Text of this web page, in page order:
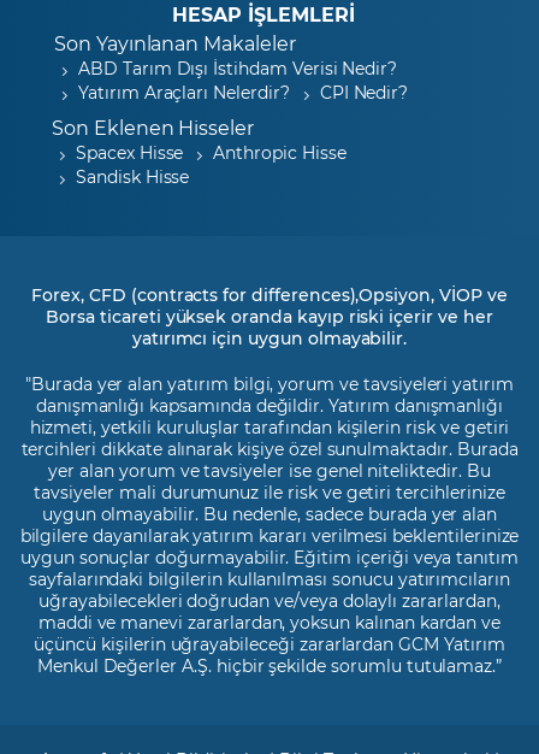
HESAP İŞLEMLERİ
Son Yayınlanan Makaleler
ABD Tarım Dışı İstihdam Verisi Nedir?
Yatırım Araçları Nelerdir?
CPI Nedir?
Son Eklenen Hisseler
Spacex Hisse
Anthropic Hisse
Sandisk Hisse
Forex, CFD (contracts for differences),Opsiyon, VİOP ve
Borsa ticareti yüksek oranda kayıp riski içerir ve her
yatırımcı için uygun olmayabilir.
"Burada yer alan yatırım bilgi, yorum ve tavsiyeleri yatırım
danışmanlığı kapsamında değildir. Yatırım danışmanlığı
hizmeti, yetkili kuruluşlar tarafından kişilerin risk ve getiri
tercihleri dikkate alınarak kişiye özel sunulmaktadır. Burada
yer alan yorum ve tavsiyeler ise genel niteliktedir. Bu
tavsiyeler mali durumunuz ile risk ve getiri tercihlerinize
uygun olmayabilir. Bu nedenle, sadece burada yer alan
bilgilere dayanılarak yatırım kararı verilmesi beklentilerinize
uygun sonuçlar doğurmayabilir. Eğitim içeriği veya tanıtım
sayfalarındaki bilgilerin kullanılması sonucu yatırımcıların
uğrayabilecekleri doğrudan ve/veya dolaylı zararlardan,
maddi ve manevi zararlardan, yoksun kalınan kardan ve
üçüncü kişilerin uğrayabileceği zararlardan GCM Yatırım
Menkul Değerler A.Ş. hiçbir şekilde sorumlu tutulamaz.”